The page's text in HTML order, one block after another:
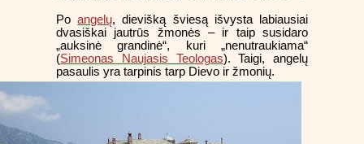
Poangelų, dievišką šviesą išvysta labiausiai
dvasiškai jautrūs žmonės – ir taip susidaro
„auksinė grandinė“, kuri „nenutraukiama“
(Simeonas Naujasis Teologas). Taigi, angelų
pasaulis yra tarpinis tarp Dievo ir žmonių.